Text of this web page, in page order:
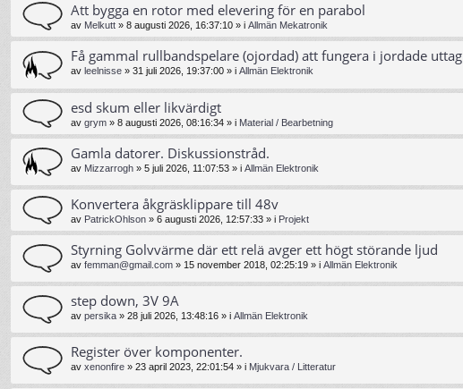
Att bygga en rotor med elevering för en parabol
av Melkutt » 8 augusti 2026, 16:37:10 » i Allmän Mekatronik
Få gammal rullbandspelare (ojordad) att fungera i jordade uttag
av leelnisse » 31 juli 2026, 19:37:00 » i Allmän Elektronik
esd skum eller likvärdigt
av grym » 8 augusti 2026, 08:16:34 » i Material / Bearbetning
Gamla datorer. Diskussionstråd.
av Mizzarrogh » 5 juli 2026, 11:07:53 » i Allmän Elektronik
Konvertera åkgräsklippare till 48v
av PatrickOhlson » 6 augusti 2026, 12:57:33 » i Projekt
Styrning Golvvärme där ett relä avger ett högt störande ljud
av femman@gmail.com » 15 november 2018, 02:25:19 » i Allmän Elektronik
step down, 3V 9A
av persika » 28 juli 2026, 13:48:16 » i Allmän Elektronik
Register över komponenter.
av xenonfire » 23 april 2023, 22:01:54 » i Mjukvara / Litteratur